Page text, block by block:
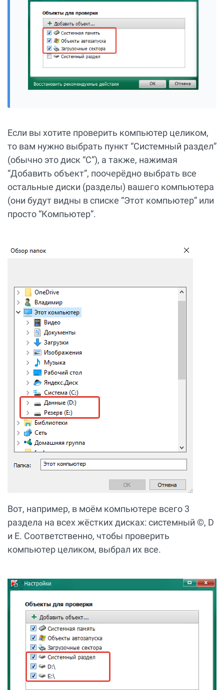
Если вы хотите проверить компьютер целиком,
то вам нужно выбрать пункт “Системный раздел”
(обычно это диск “С”), а также, нажимая
“Добавить объект”, поочерёдно выбрать все
остальные диски (разделы) вашего компьютера
(они будут видны в списке “Этот компьютер” или
просто “Компьютер”.
Вот, например, в моём компьютере всего 3
раздела на всех жёстких дисках: системный ©, D
и E. Соответственно, чтобы проверить
компьютер целиком, выбрал их все.